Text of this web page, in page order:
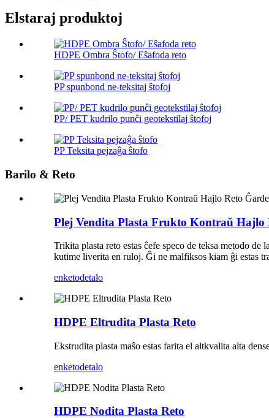
Elstaraj produktoj
HDPE Ombra Ŝtofo/ Eŝafoda reto
PP spunbond ne-teksitaj ŝtofoj
PP/ PET kudrilo punĉi geotekstilaj ŝtofoj
PP Teksita pejzaĝa ŝtofo
Barilo & Reto
Plej Vendita Plasta Frukto Kontraŭ Hajlo
Trikita plasta reto estas ĉefe speco de teksa metodo
kutime liverita en ruloj. Ĝi ne malfiksos kiam ĝi estas
enketodetalo
HDPE Eltrudita Plasta Reto
Ekstrudita plasta maŝo estas farita el altkvalita alta
enketodetalo
HDPE Nodita Plasta Reto